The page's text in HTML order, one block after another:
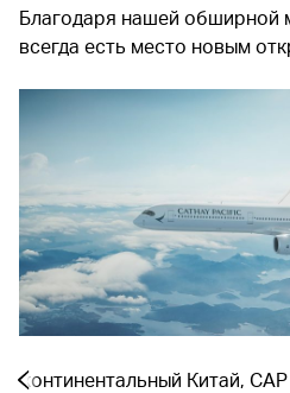
Благодаря нашей обширной
всегда есть место новым
− континентальный Китай,